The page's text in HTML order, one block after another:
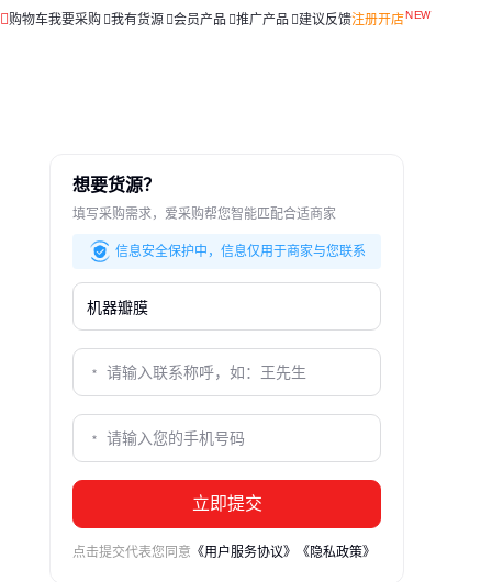
购物车我要采购 我有货源 会员产品 推广产品 建议反馈注册开店
想要货源？
填写采购需求，爱采购帮您智能匹配合适商家
信息安全保护中，信息仅用于商家与您联系
立即提交
点击提交代表您同意 《用户服务协议》 《隐私政策》